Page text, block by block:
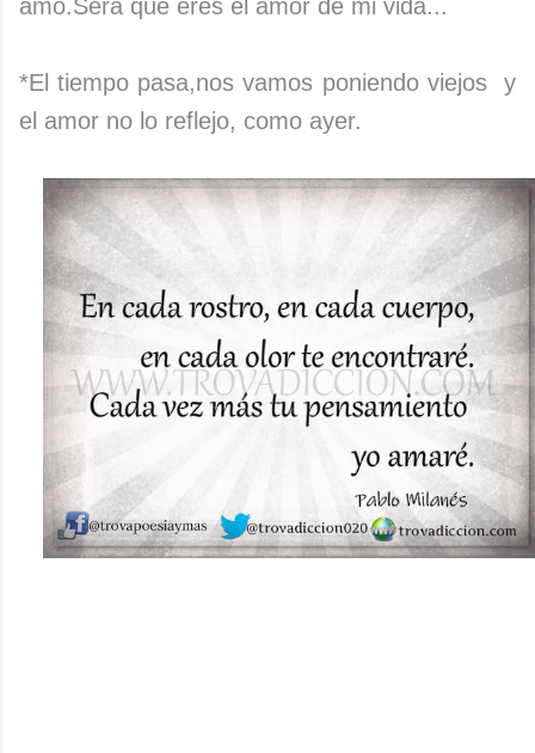
amó.Será que eres el amor de mi vida...
*El tiempo pasa,nos vamos poniendo viejos y
el amor no lo reflejo, como ayer.